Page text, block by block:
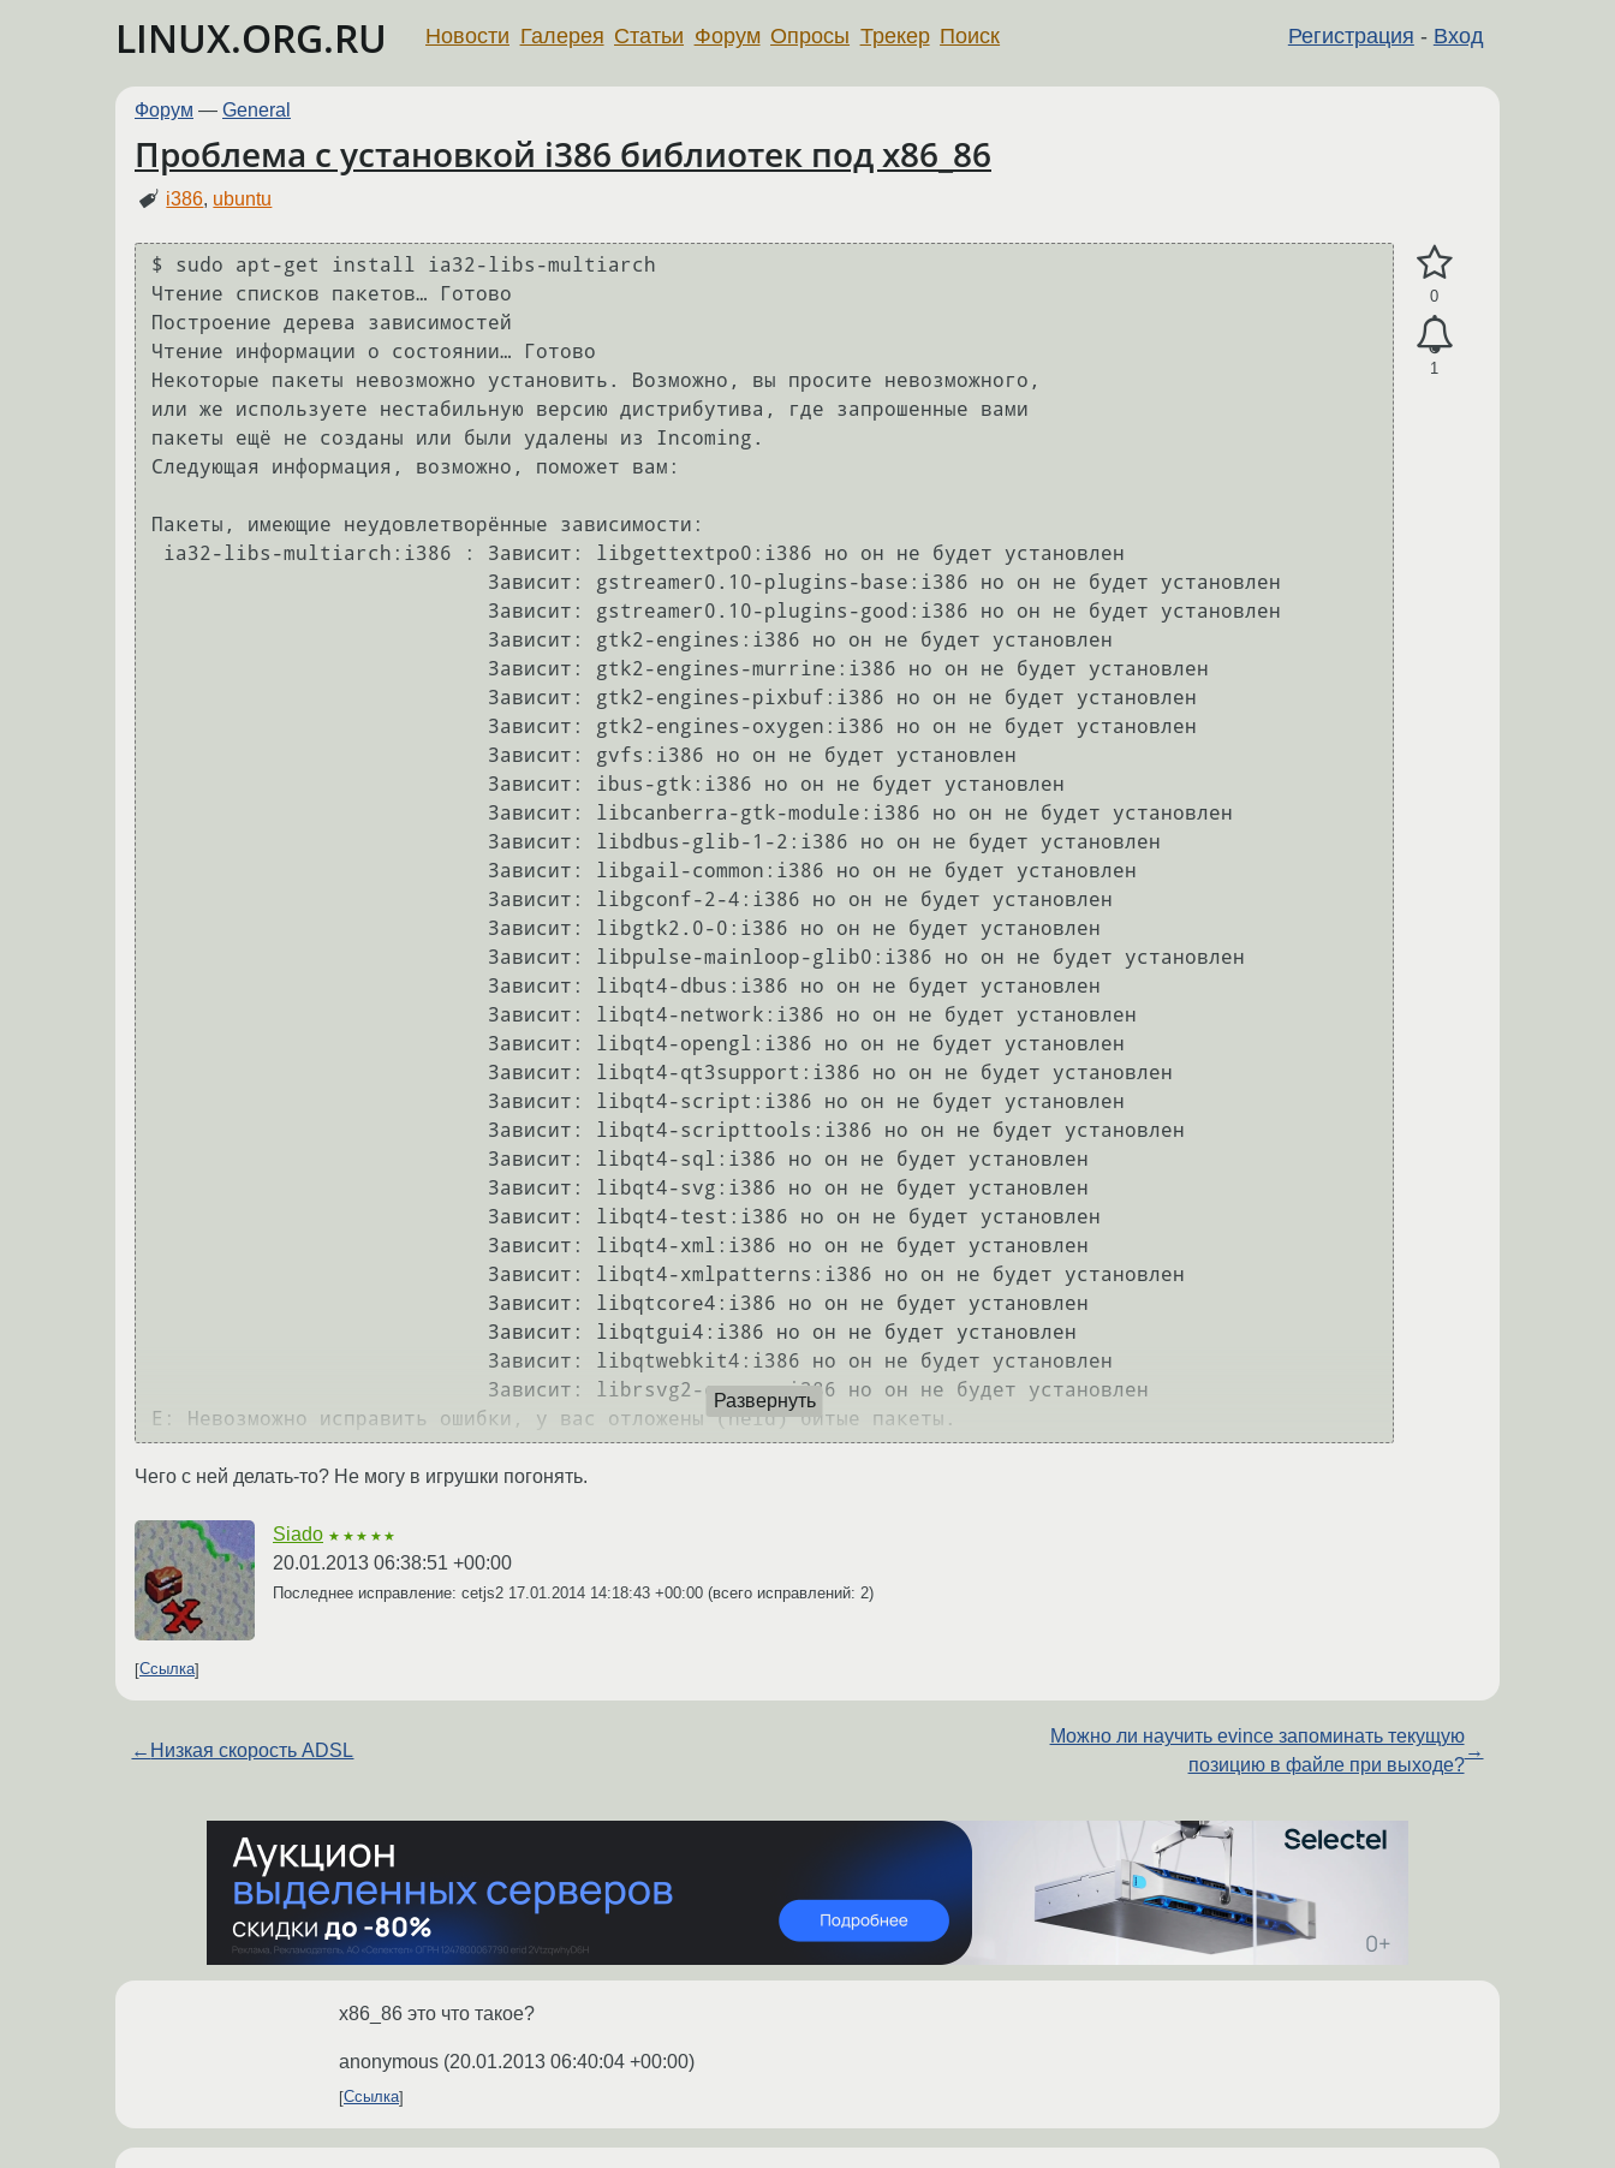
LINUX.ORG.RU Регистрация - Вход
Новости Галерея Статьи Форум Опросы Трекер Поиск
Форум — General
Проблема с установкой i386 библиотек под x86_86
i386, ubuntu
0
1
$ sudo apt-get install ia32-libs-multiarch
Чтение списков пакетов… Готово
Построение дерева зависимостей
Чтение информации о состоянии… Готово
Некоторые пакеты невозможно установить. Возможно, вы просите невозможного,
или же используете нестабильную версию дистрибутива, где запрошенные вами
пакеты ещё не созданы или были удалены из Incoming.
Следующая информация, возможно, поможет вам:
Пакеты, имеющие неудовлетворённые зависимости:
Развернуть
Чего с ней делать-то? Не могу в игрушки погонять.
Siado ★★★★★
20.01.2013 06:38:51 +00:00
Последнее исправление: cetjs2 17.01.2014 14:18:43 +00:00 (всего исправлений: 2)
Ссылка
← Низкая скорость ADSL
Можно ли научить evince запоминать текущую
позицию в файле при выходе?
→
x86_86 это что такое?
anonymous (20.01.2013 06:40:04 +00:00)
Ссылка